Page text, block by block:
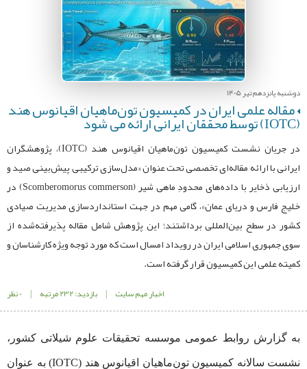
دوشنبه پانزدهم تیر 1405
مقاله علمی ایران در کمیسیون تون‌ماهیان اقیانوس هند(IOTC) توسط محققان ایرانی ارائه می شود
در جریان نشست کمیسیون تون‌ماهیان اقیانوس هند (IOTC)، پژوهشگران
ایرانی با ارائه مقاله‌ای تخصصی تحت عنوان «مدل‌سازی ترکیبی پیش‌بینی صید و
ارزیابی ذخایر با داده‌های محدودِ ماهی شیر (Scomberomorus commerson) در
خلیج فارس و دریای عمان»، گامی مهم در جهت استانداردسازی مدیریت صیادی
کشور در سطح بین‌المللی برداشتند؛ این پژوهش شامل مقاله پذیرفته‌شده از
سوی جمهوری اسلامی ایران در رویداد امسال است که مورد توجه ویژه کارشناسان و
کمیته علمی این کمیسیون قرار گرفته است.
اخبار مهم سایت | بازدید: 232 مرتبه | 0 نظر
به گزارش روابط عمومی موسسه تحقیقات علوم شیلاتی کشور،
نشست سالانه کمیسیون تون‌ماهیان اقیانوس هند (IOTC) به عنوان